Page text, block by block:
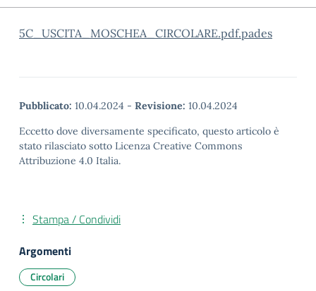
5C_USCITA_MOSCHEA_CIRCOLARE.pdf.pades
Pubblicato: 10.04.2024 - Revisione: 10.04.2024
Eccetto dove diversamente specificato, questo articolo è
stato rilasciato sotto Licenza Creative Commons
Attribuzione 4.0 Italia.
Stampa / Condividi
Argomenti
Circolari